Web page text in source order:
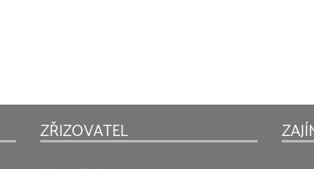
ZŘIZOVATEL